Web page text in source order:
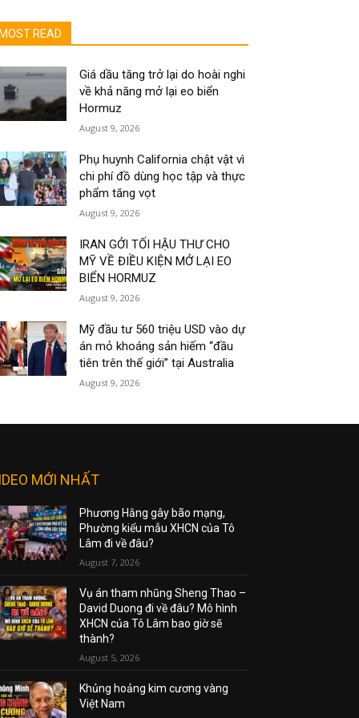
MOST READ
Giá dầu tăng trở lại do hoài nghi
về khả năng mở lại eo biển
Hormuz
August 9, 2026
Phụ huynh California chật vật vì
chi phí đồ dùng học tập và thực
phẩm tăng vọt
August 9, 2026
IRAN GỞI TỐI HẬU THƯ CHO
MỸ VỀ ĐIỀU KIỆN MỞ LẠI EO
BIỂN HORMUZ
August 9, 2026
Mỹ đầu tư 560 triệu USD vào dự
án mỏ khoáng sản hiếm “đầu
tiên trên thế giới” tại Australia
August 9, 2026
MỚI NHẤT
Phương Hằng gây bão mạng,
Phường kiểu mẫu XHCN của Tô
Lâm đi về đâu?
August 7, 2026
Vụ án tham nhũng Sheng Thao –
David Duong đi về đâu? Mô hình
XHCN của Tô Lâm bao giờ sẽ
thành?
August 5, 2026
Khủng hoảng kim cương vàng
Việt Nam